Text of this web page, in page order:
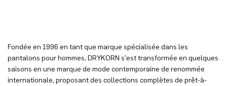
Fondée en 1996 en tant que marque spécialisée dans les
pantalons pour hommes, DRYKORN s'est transformée en quelques
saisons en une marque de mode contemporaine de renommée
internationale, proposant des collections complètes de prêt-à-